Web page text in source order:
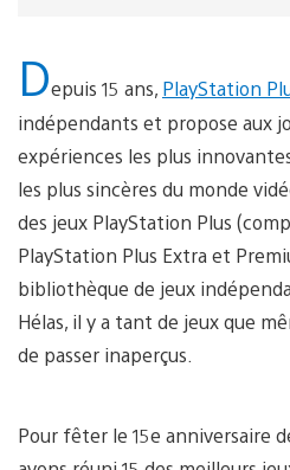
Depuis 15 ans, PlayStation
indépendants et propose aux
expériences les plus
les plus sincères du monde
des jeux PlayStation Plus
PlayStation Plus Extra et
bibliothèque de jeux
Hélas, il y a tant de jeux que
de passer inaperçus.
Pour fêter le 15e anniversaire